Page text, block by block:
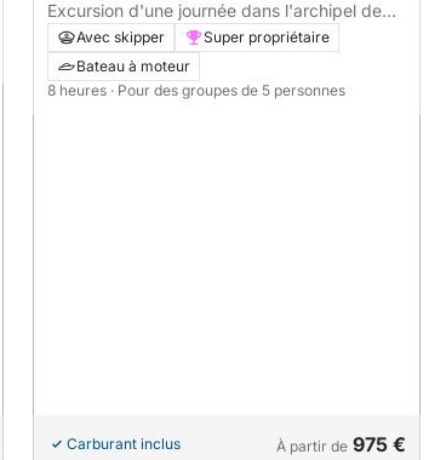
Excursion d'une journée dans l'archipel de
Rovinj : une journée de découverte, de
détente et de magie
Avec skipper
Super propriétaire
Bateau à moteur
8 heures · Pour des groupes de 5 personnes
Carburant inclus À partir de 975 €